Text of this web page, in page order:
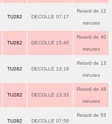
TU282 DECOLLE 07:17
Retard de 12
minutes
TU282 DECOLLE 15:40
Retard de 40
minutes
TU282 DECOLLE 13:18
Retard de 13
minutes
TU282 DECOLLE 13:33
Retard de 48
minutes
TU282 DECOLLE 07:58
Retard de 53